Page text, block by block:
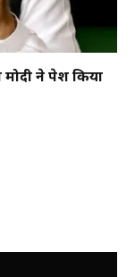
ने पेश किया